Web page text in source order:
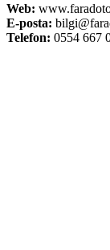
Web:
E-posta:
Telefon: 0554 667